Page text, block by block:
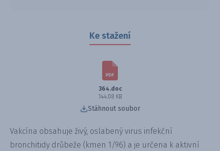
Ke stažení
364.doc
144.08 KB
Stáhnout soubor
Vakcína obsahuje živý, oslabený virus infekční
bronchitidy drůbeže (kmen 1/96) a je určena k aktivní